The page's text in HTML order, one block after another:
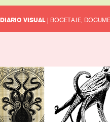
DIARIO VISUAL | BOCETAJE,